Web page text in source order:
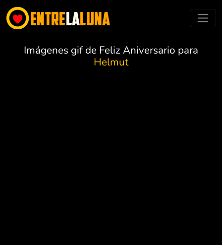
Imágenes gif de Feliz Aniversario para
Helmut